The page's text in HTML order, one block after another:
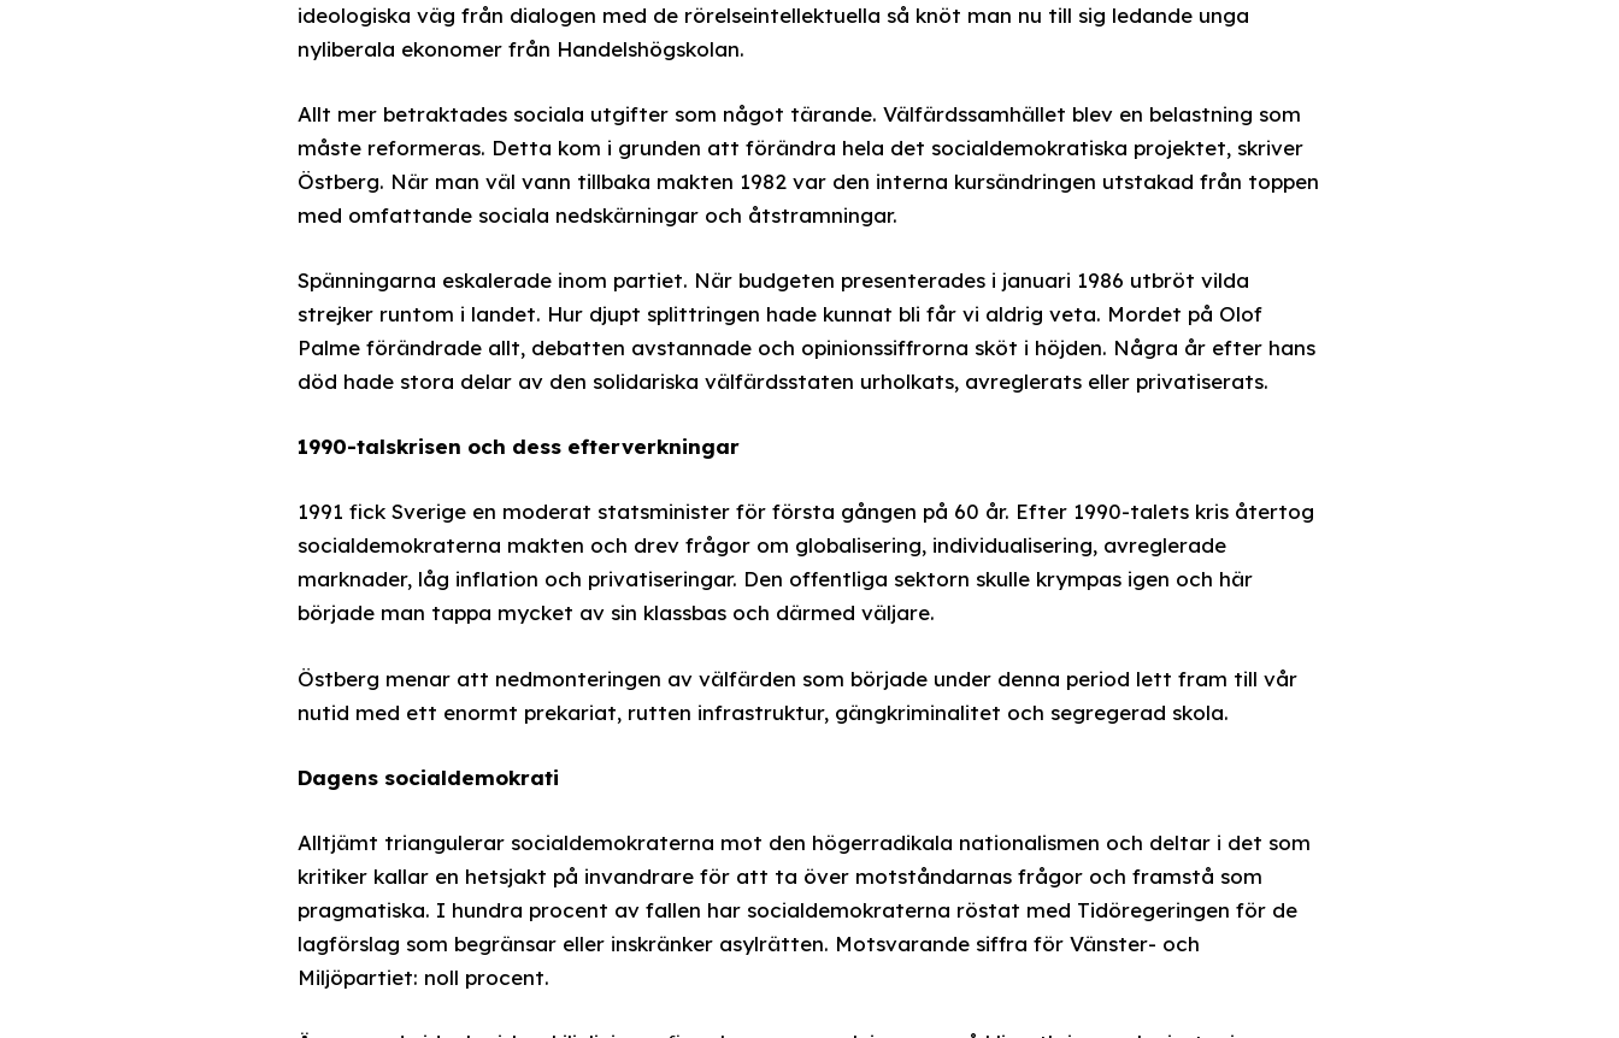
ideologiska väg från dialogen med de rörelseintellektuella så knöt man nu till sig ledande unga
nyliberala ekonomer från Handelshögskolan.
Allt mer betraktades sociala utgifter som något tärande. Välfärdssamhället blev en belastning som
måste reformeras. Detta kom i grunden att förändra hela det socialdemokratiska projektet, skriver
Östberg. När man väl vann tillbaka makten 1982 var den interna kursändringen utstakad från toppen
med omfattande sociala nedskärningar och åtstramningar.
Spänningarna eskalerade inom partiet. När budgeten presenterades i januari 1986 utbröt vilda
strejker runtom i landet. Hur djupt splittringen hade kunnat bli får vi aldrig veta. Mordet på Olof
Palme förändrade allt, debatten avstannade och opinionssiffrorna sköt i höjden. Några år efter hans
död hade stora delar av den solidariska välfärdsstaten urholkats, avreglerats eller privatiserats.
1990-talskrisen och dess efterverkningar
1991 fick Sverige en moderat statsminister för första gången på 60 år. Efter 1990-talets kris återtog
socialdemokraterna makten och drev frågor om globalisering, individualisering, avreglerade
marknader, låg inflation och privatiseringar. Den offentliga sektorn skulle krympas igen och här
började man tappa mycket av sin klassbas och därmed väljare.
Östberg menar att nedmonteringen av välfärden som började under denna period lett fram till vår
nutid med ett enormt prekariat, rutten infrastruktur, gängkriminalitet och segregerad skola.
Dagens socialdemokrati
Alltjämt triangulerar socialdemokraterna mot den högerradikala nationalismen och deltar i det som
kritiker kallar en hetsjakt på invandrare för att ta över motståndarnas frågor och framstå som
pragmatiska. I hundra procent av fallen har socialdemokraterna röstat med Tidöregeringen för de
lagförslag som begränsar eller inskränker asylrätten. Motsvarande siffra för Vänster- och
Miljöpartiet: noll procent.